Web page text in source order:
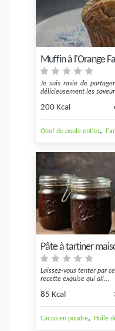
Muffin à l'Orange
Je suis ravie de
délicieusement les
200 Kcal
Oeuf de poule entier,
Pâte à tartiner
Laissez-vous tenter par
recette exquise qui all...
85 Kcal
Cacao en poudre, Huile